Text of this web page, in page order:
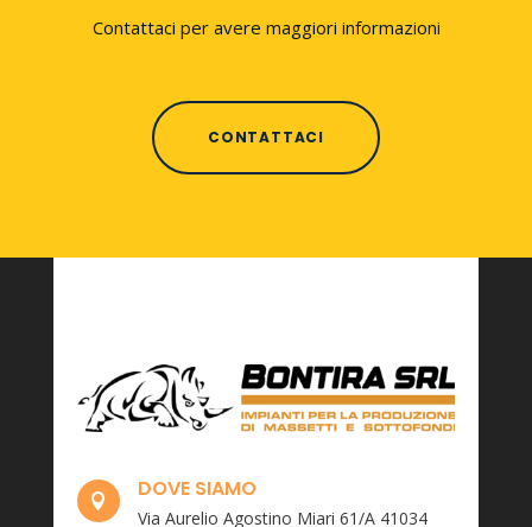
Contattaci per avere maggiori informazioni
CONTATTACI
 DOVE SIAMO
Via Aurelio Agostino Miari 61/A 41034